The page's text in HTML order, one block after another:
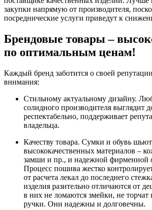
закупки напрямую от производителя,
посреднические услуги приведут к
Брендовые товары –
по оптимальным ценам!
Каждый бренд заботится о своей
внимания:
Стильному актуальному дизайну.
солидного производителя выглядит
респектабельно, поддерживает
владельца.
Качеству товара. Сумки и обувь
высококачественных материалов –
замши и пр., и надежной фирменной
Процесс пошива жестко
от расчета лекал до последнего
изделия разительно отличаются от
в них не ломаются змейки, не торчат
ручки. Они надежны и долговечны.